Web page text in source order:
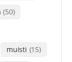
(50)
muisti (15)